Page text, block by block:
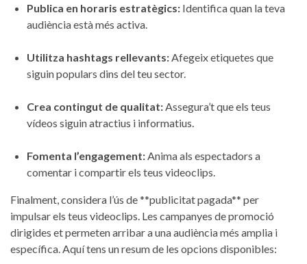
Publica en horaris estratègics: Identifica ⁣quan la teva
audiència està més activa.
Utilitza hashtags rellevants: Afegeix etiquetes que
siguin populars dins del teu sector.
Crea contingut de qualitat: Assegura’t que els teus
vídeos siguin atractius i informatius.
Fomenta l’engagement: Anima als espectadors a
comentar i compartir els teus videoclips.
Finalment, considera l’ús de **publicitat pagada** per
impulsar els teus videoclips. Les campanyes de promoció
dirigides et ‍permeten arribar a una audiència⁤ més ⁤amplia i
específica. Aquí tens​ un resum de les⁢ opcions disponibles: